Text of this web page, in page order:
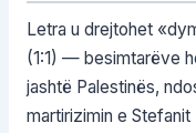
Letra u drejtohet
(1:1) — besimtarëve
jashtë Palestinës,
martirizimin e Stefanit